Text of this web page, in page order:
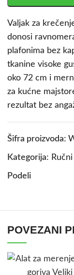
Valjak za
donosi
plafonima bez
tkanine visoke
oko 72 cm i
za kućne
rezultat bez
Šifra proizvoda:
Kategorija:
Podeli
POVEZANI